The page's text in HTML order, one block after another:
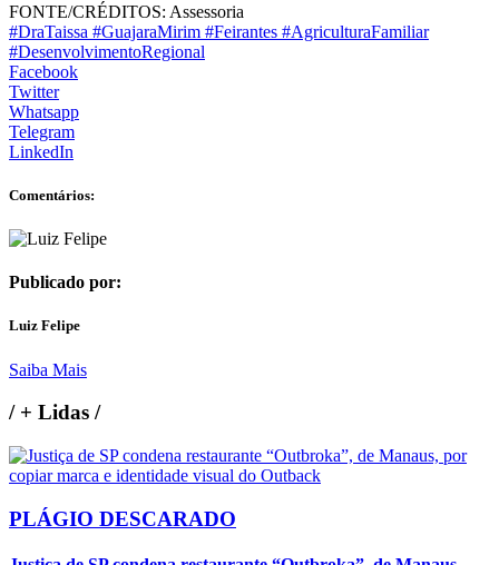
FONTE/CRÉDITOS: Assessoria
#DraTaissa #GuajaraMirim #Feirantes #AgriculturaFamiliar
#DesenvolvimentoRegional
Facebook
Twitter
Whatsapp
Telegram
LinkedIn
Comentários:
Publicado por:
Luiz Felipe
Saiba Mais
/+ Lidas /
PLÁGIO DESCARADO